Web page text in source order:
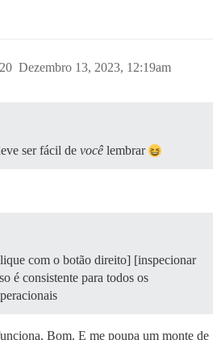
Dezembro 13, 2023, 12:19am
20
ser fácil de você lembrar
com o botão direito] [inspecionar
é consistente para todos os
Bom. E me poupa um monte de